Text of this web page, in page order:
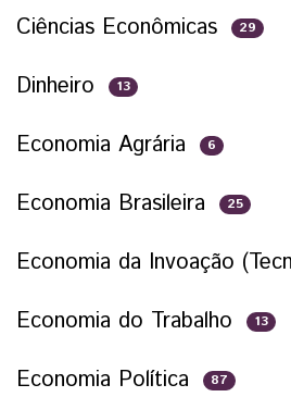
Ciências Econômicas 29
Dinheiro 13
Economia Agrária 6
Economia Brasileira 25
Economia da Invoação
Economia do Trabalho 13
Economia Política 87